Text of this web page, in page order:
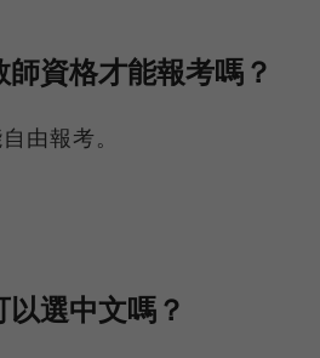
資格才能報考嗎？
由報考。
選中文嗎？